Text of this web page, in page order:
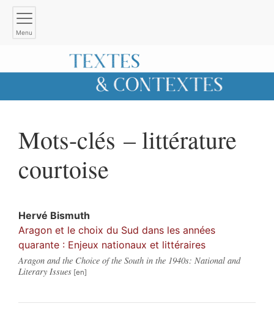
Menu
Mots-clés – littérature
courtoise
Hervé Bismuth
Aragon et le choix du Sud dans les années
quarante : Enjeux nationaux et littéraires
Aragon and the Choice of the South in the 1940s: National and
Literary Issues